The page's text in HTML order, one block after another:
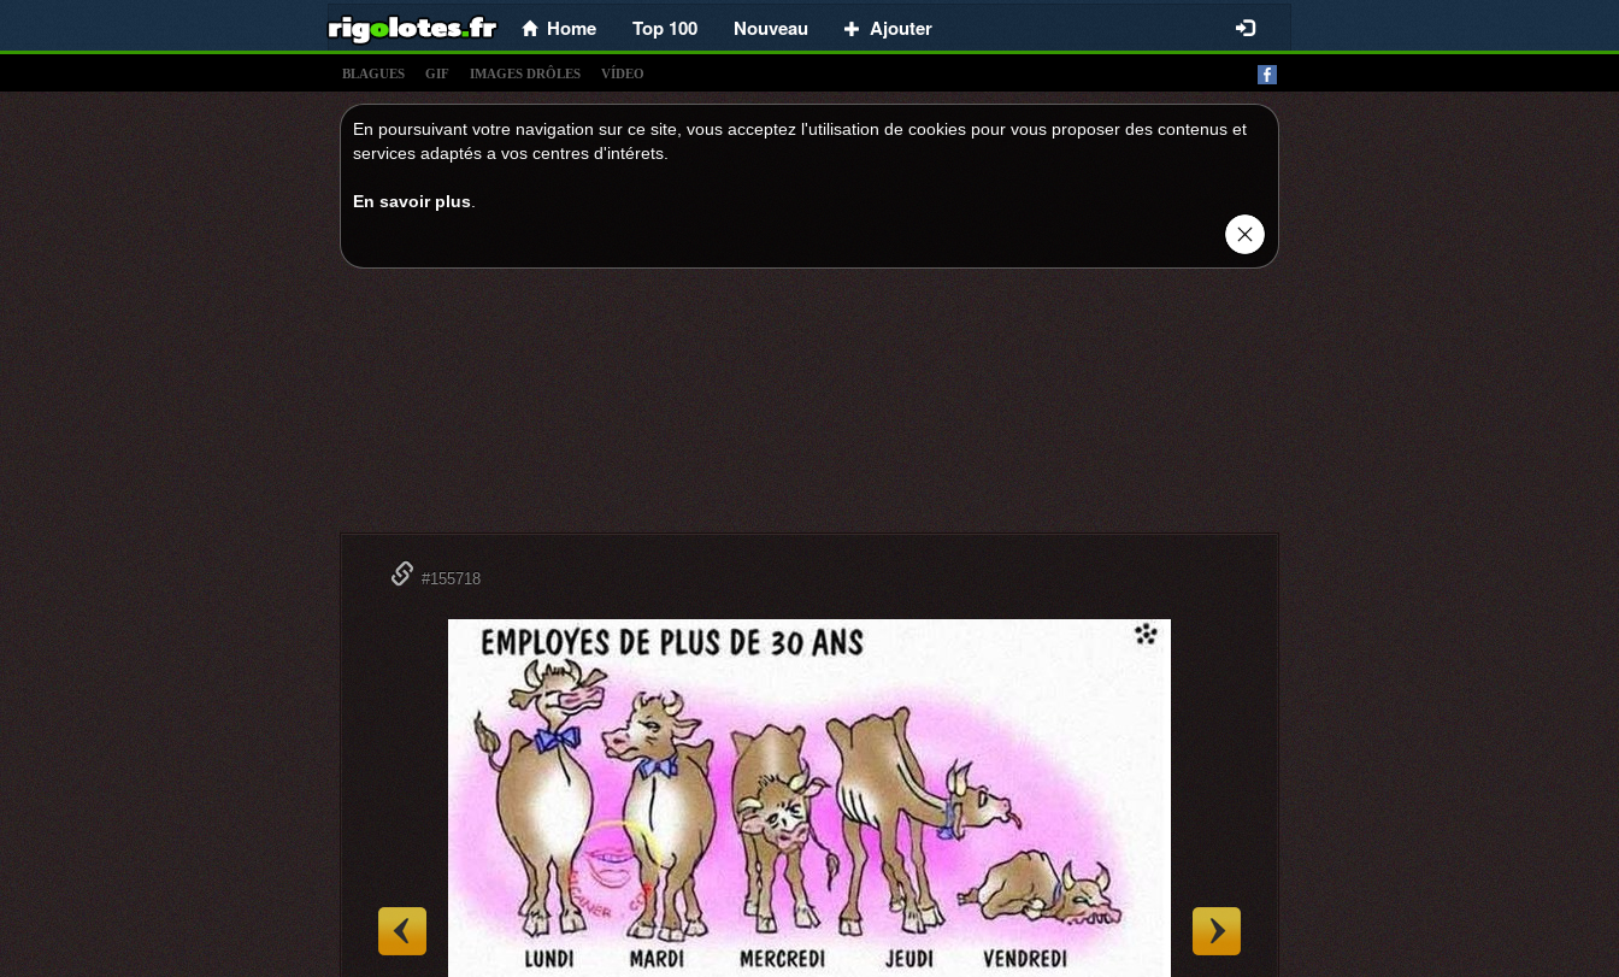
Home Top 100 Nouveau Ajouter
BLAGUES GIF IMAGES DRÔLES VÍDEO
En poursuivant votre navigation sur ce site, vous acceptez l'utilisation de cookies pour vous proposer des contenus et
services adaptés a vos centres d'intérets.
En savoir plus
#155718